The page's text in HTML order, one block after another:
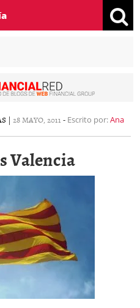
| 28 MAYO, 2011 - Escrito por:Ana
Valencia